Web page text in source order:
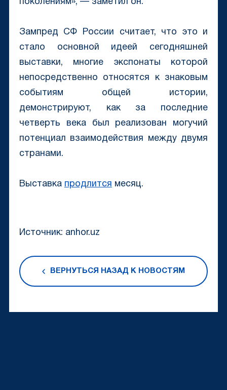
поколениям», — заметил он.
Зампред СФ России считает, что это и
стало основной идеей сегодняшней
выставки, многие экспонаты которой
непосредственно относятся к знаковым
событиям общей истории,
демонстрируют, как за последние
четверть века был реализован могучий
потенциал взаимодействия между двумя
странами.
Выставка продлится месяц.
Источник: anhor.uz
ВЕРНУТЬСЯ НАЗАД К НОВОСТЯМ